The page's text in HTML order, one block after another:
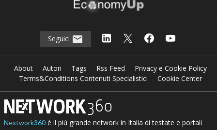
Seguici
About Autori Tags Rss Feed
Privacy e Cookie Policy
Terms&Conditions Contenuti Specialistici
Cookie Center
Nextwork360è il più grande network in Italia di testate e portali